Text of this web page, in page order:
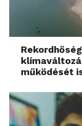
működését